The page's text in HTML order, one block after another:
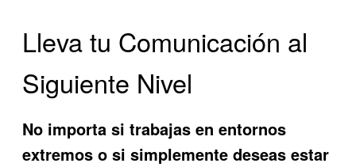
Lleva tu Comunicación al
Siguiente Nivel
No importa si trabajas en entornos
extremos o si simplemente deseas estar